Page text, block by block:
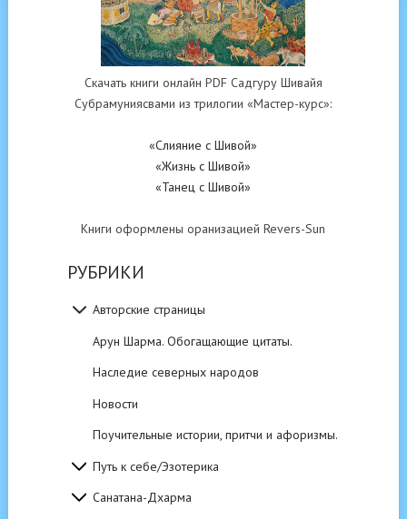
Скачать книги онлайн PDF Садгуру Шивайя
Субрамуниясвами из трилогии «Мастер-курс»:
«Слияние с Шивой»
«Жизнь с Шивой»
«Танец с Шивой»
Книги оформлены оранизацией Revers-Sun
РУБРИКИ
Авторские страницы
Арун Шарма. Обогащающие цитаты.
Наследие северных народов
Новости
Поучительные истории, притчи и афоризмы.
Путь к себе/Эзотерика
Санатана-Дхарма